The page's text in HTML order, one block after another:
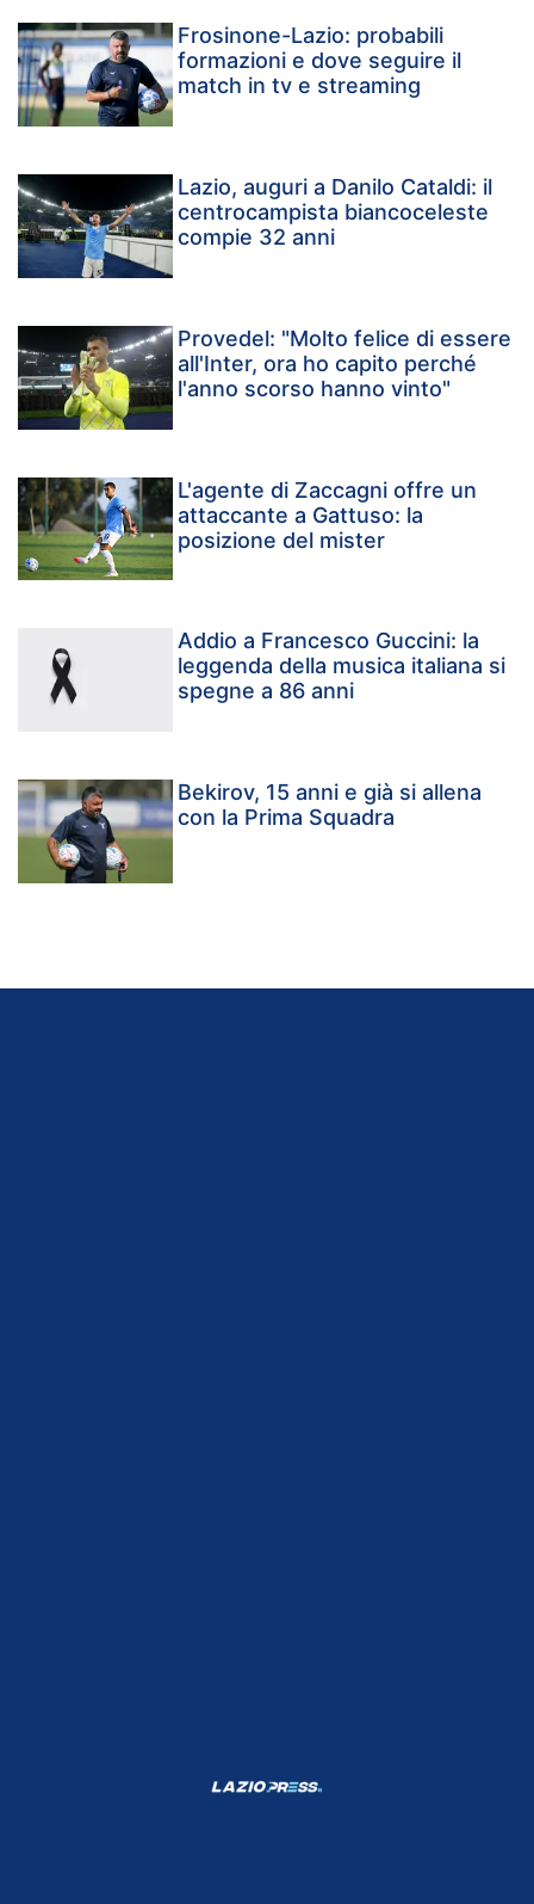
Frosinone-Lazio: probabili
formazioni e dove seguire il
match in tv e streaming
Lazio, auguri a Danilo Cataldi: il
centrocampista biancoceleste
compie 32 anni
Provedel: "Molto felice di essere
all'Inter, ora ho capito perché
l'anno scorso hanno vinto"
L'agente di Zaccagni offre un
attaccante a Gattuso: la
posizione del mister
Addio a Francesco Guccini: la
leggenda della musica italiana si
spegne a 86 anni
Bekirov, 15 anni e già si allena
con la Prima Squadra